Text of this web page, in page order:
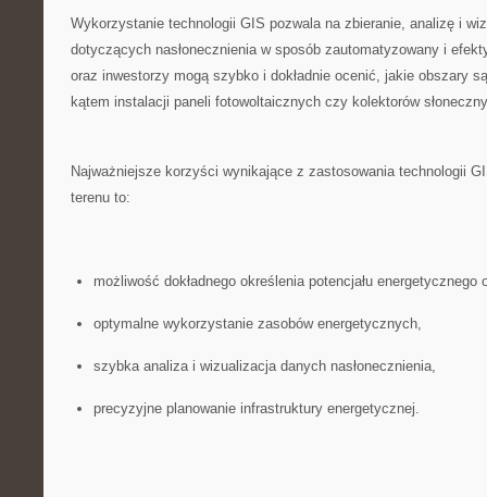
Wykorzystanie technologii GIS pozwala⁢ na zbieranie, ⁢analizę ​i
dotyczących ⁢nasłonecznienia w⁣ sposób zautomatyzowany i
oraz inwestorzy mogą szybko i dokładnie ocenić, jakie obszary
kątem instalacji paneli fotowoltaicznych czy kolektorów
Najważniejsze korzyści ⁣wynikające ⁤z zastosowania technologii
⁢terenu to:
możliwość dokładnego określenia potencjału energetycznego
optymalne wykorzystanie zasobów energetycznych,
szybka analiza i⁤ wizualizacja danych nasłonecznienia,
precyzyjne⁣ planowanie infrastruktury⁣ energetycznej.